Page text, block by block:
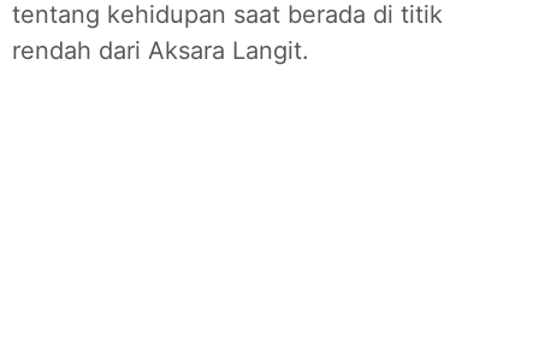
tentang kehidupan saat berada di titik
rendah dari Aksara Langit.